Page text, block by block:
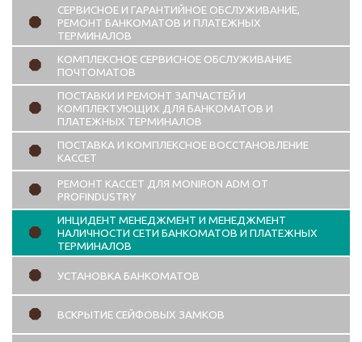
СЕРВИСНОЕ И ГАРАНТИЙНОЕ ОБСЛУЖИВАНИЕ,
РЕМОНТ БАНКОМАТОВ И ПЛАТЕЖНЫХ
ТЕРМИНАЛОВ
КОМПЛЕКСНОЕ СЕРВИСНОЕ ОБСЛУЖИВАНИЕ
ПОЧТОМАТОВ
ПОСТАВКИ И РЕМОНТ ЗАПЧАСТЕЙ И
КОМПЛЕКТУЮЩИХ ДЛЯ БАНКОМАТОВ И
ПЛАТЕЖНЫХ ТЕРМИНАЛОВ
ПОСТАВКА И КОМПЛЕКСНОЕ ВОССТАНОВЛЕНИЕ
КАССЕТ
РЕМОНТ КАССЕТ ДЛЯ MONIRON ADM ОТ
PROFINDUSTRY
ИНЦИДЕНТ МЕНЕДЖМЕНТ И МЕНЕДЖМЕНТ
НАЛИЧНОСТИ СЕТИ БАНКОМАТОВ И ПЛАТЕЖНЫХ
ТЕРМИНАЛОВ
УСТАНОВКА БАНКОМАТОВ
ВСКРЫТИЕ СЕЙФОВЫХ ЗАМКОВ